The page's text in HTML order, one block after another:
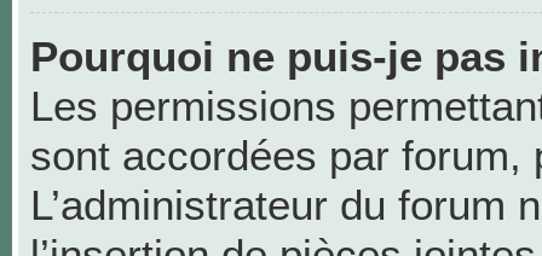
Pourquoi ne puis-je pas
Les permissions
sont accordées par forum,
L’administrateur du forum